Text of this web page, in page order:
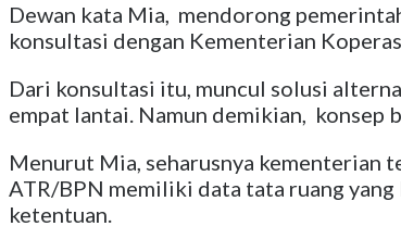
Dewan kata Mia, mendorong
konsultasi dengan Kementerian
Dari konsultasi itu, muncul solusi
empat lantai. Namun demikian, konsep
Menurut Mia, seharusnya kementerian
ATR/BPN memiliki data tata ruang
ketentuan.